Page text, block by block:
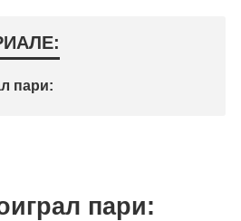
пари:
пари: